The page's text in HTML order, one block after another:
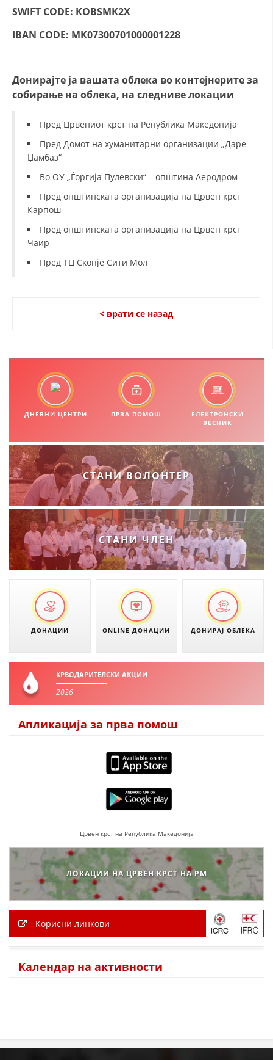
КАКО ДА ДОНИРАТЕ
ПОДГОТВЕНОСТ И ДЕЈСТВО ПРИ КАТАСТРОФИ
ТИМОВИ НА ООЦК
ИСТРАЖУВАЊЕ НА ЈАВНО МИСЛЕЊЕ
МЕЃУНАРОДНА СОРАБОТКА
ПРВА ПОМОШ
КРВОДАРИТЕЛСТВО
МЕНАЏМЕНТ НА ВОЛОНТЕРИ
ЗА НАС
ДЕЈСТВУВАЊЕ
ПРИРАЧНИЦИ
СТРАТЕГИИ
БРОШУРИ
ПРЕЗЕНТАЦИИ
SWIFT CODE: KOBSMK2X
IBAN CODE: MK07300701000001228
Донирајте ја вашата облека во контејнерите за
собирање на облека, на следниве локации
Пред Црвениот крст на Република Македонија
Пред Домот на хуманитарни организации „Даре
Џамбаз“
Во ОУ „Ѓоргија Пулевски“ – општина Аеродром
Пред општинската организација на Црвен крст
Карпош
Пред општинската организација на Црвен крст
Чаир
Пред ТЦ Скопје Сити Мол
< врати се назад
ДНЕВНИ ЦЕНТРИ ПРВА ПОМОШ
ЕЛЕКТРОНСКИ
ВЕСНИК
СТАНИ ВОЛОНТЕР
СТАНИ ЧЛЕН
ДОНАЦИИ ONLINE ДОНАЦИИ ДОНИРАЈ ОБЛЕКА
КРВОДАРИТЕЛСКИ АКЦИИ
2026
Апликација за прва помош
Црвен крст на Република Македонија
ЛОКАЦИИ НА ЦРВЕН КРСТ НА РМ
Корисни линкови
Календар на активности